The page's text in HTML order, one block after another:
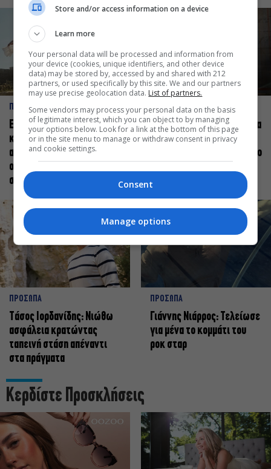
ΠΡΟΣΩΠΑ
Ελεάνα Ανδρεούδη: Κάθε
καλλιτέχνης όταν
ανεβαίνει στη σκηνή
οφείλει να αισθάνεται
σταρ
ΠΡΟΣΩΠΑ
Βαγγέλης Μπίκος: Έμαθα να
δίνω αξία στο ποιος είμαι
πάνω στη σκηνή και όχι στο
ΠΡΟΣΩΠΑ
Tάσος Ιορδανίδης: Νιώθω
ασφάλεια κρατώντας
ταπεινή στάση απέναντι
στα πράγματα
ΠΡΟΣΩΠΑ
Γιάννης Νιάρρος: Τελείωσε
για μένα το κομμάτι του
ροκ σταρ
Κερδίστε Προσκλήσεις
Store and/or access information on a device
Learn more
Your personal data will be processed and information from
your device (cookies, unique identifiers, and other device
data) may be stored by, accessed by and shared with 212
partners, or used specifically by this site. We and our partners
may use precise geolocation data. List of partners.
Some vendors may process your personal data on the basis
of legitimate interest, which you can object to by managing
your options below. Look for a link at the bottom of this page
or in the site menu to manage or withdraw consent in privacy
and cookie settings.
Consent
Manage options